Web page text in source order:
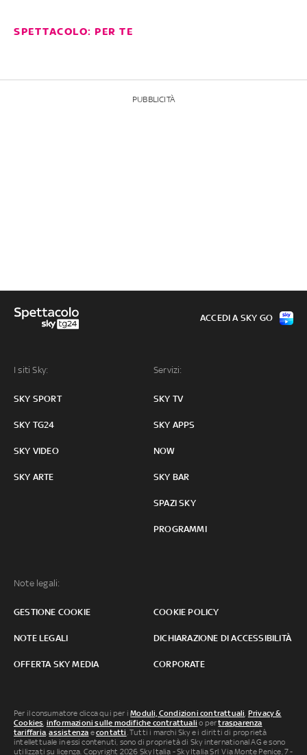
SPETTACOLO: PER TE
PUBBLICITÀ
I siti Sky:
SKY SPORT
SKY TG24
SKY VIDEO
SKY ARTE
Servizi:
SKY TV
SKY APPS
NOW
SKY BAR
SPAZI SKY
PROGRAMMI
Note legali:
GESTIONE COOKIE COOKIE POLICY
NOTE LEGALI DICHIARAZIONE DI ACCESSIBILITÀ
OFFERTA SKY MEDIA CORPORATE
ACCEDI A SKY GO
Per il consumatore clicca qui per iModuli, Condizioni contrattuali, Privacy &
Cookies, informazioni sulle modifiche contrattuali o pertrasparenza
tariffaria,assistenza econtatti. Tutti i marchi Sky e i diritti di proprietà
intellettuale in essi contenuti, sono di proprietà di Sky international AG e sono
utilizzati su licenza. Copyright 2026 Sky Italia - Sky Italia Srl Via Monte Penice, 7 -